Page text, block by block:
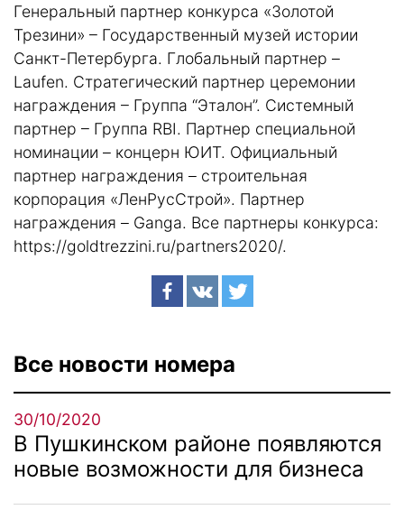
Генеральный партнер конкурса «Золотой
Трезини» – Государственный музей истории
Санкт-Петербурга. Глобальный партнер –
Laufen. Стратегический партнер церемонии
награждения – Группа “Эталон”. Системный
партнер – Группа RBI. Партнер специальной
номинации – концерн ЮИТ. Официальный
партнер награждения – строительная
корпорация «ЛенРусСтрой». Партнер
награждения – Ganga. Все партнеры конкурса:
https://goldtrezzini.ru/partners2020/.
Все новости номера
30/10/2020
В Пушкинском районе появляются
новые возможности для бизнеса